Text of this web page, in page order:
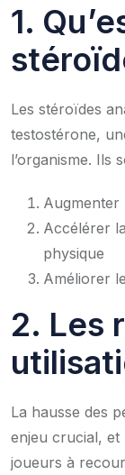
1.
Les stéroïdes
testostérone,
l’organisme. Ils
Augmenter
Accélérer
physique
Améliorer
2. Les
La hausse des
enjeu crucial,
joueurs à